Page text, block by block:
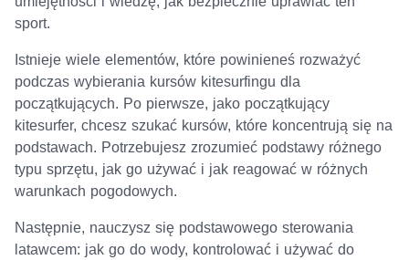
sport.
Istnieje wiele elementów, które powinieneś rozważyć
podczas wybierania kursów kitesurfingu dla
początkujących. Po pierwsze, jako początkujący
kitesurfer, chcesz szukać kursów, które koncentrują się na
podstawach. Potrzebujesz zrozumieć podstawy różnego
typu sprzętu, jak go używać i jak reagować w różnych
warunkach pogodowych.
Następnie, nauczysz się podstawowego sterowania
latawcem: jak go do wody, kontrolować i używać do